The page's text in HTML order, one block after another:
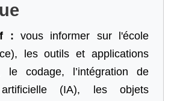
: vous informer sur l'école
les outils et applications
le codage,
l’intégration de
artificielle (IA), les objets